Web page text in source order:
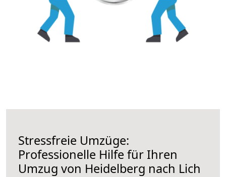
Stressfreie Umzüge:
Professionelle Hilfe für Ihren
Umzug von Heidelberg nach Lich